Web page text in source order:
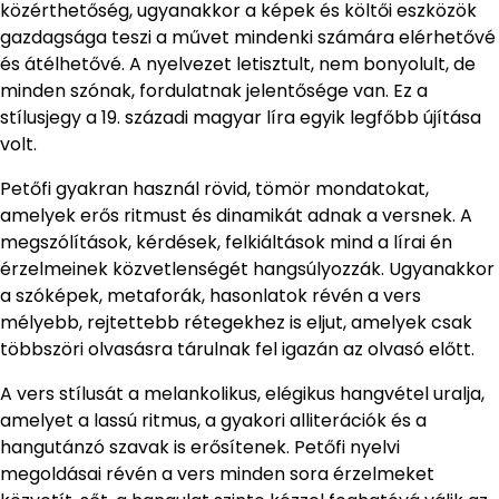
közérthetőség, ugyanakkor a képek és költői eszközök
gazdagsága teszi a művet mindenki számára elérhetővé
és átélhetővé. A nyelvezet letisztult, nem bonyolult, de
minden szónak, fordulatnak jelentősége van. Ez a
stílusjegy a 19. századi magyar líra egyik legfőbb újítása
volt.
Petőfi gyakran használ rövid, tömör mondatokat,
amelyek erős ritmust és dinamikát adnak a versnek. A
megszólítások, kérdések, felkiáltások mind a lírai én
érzelmeinek közvetlenségét hangsúlyozzák. Ugyanakkor
a szóképek, metaforák, hasonlatok révén a vers
mélyebb, rejtettebb rétegekhez is eljut, amelyek csak
többszöri olvasásra tárulnak fel igazán az olvasó előtt.
A vers stílusát a melankolikus, elégikus hangvétel uralja,
amelyet a lassú ritmus, a gyakori alliterációk és a
hangutánzó szavak is erősítenek. Petőfi nyelvi
megoldásai révén a vers minden sora érzelmeket